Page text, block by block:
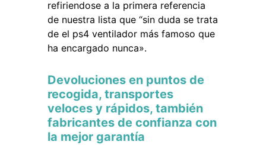
refiriendose a la primera referencia
de nuestra lista que “sin duda se trata
de el ps4 ventilador más famoso que
ha encargado nunca».
Devoluciones en puntos de
recogida, transportes
veloces y rápidos, también
fabricantes de confianza con
la mejor garantía